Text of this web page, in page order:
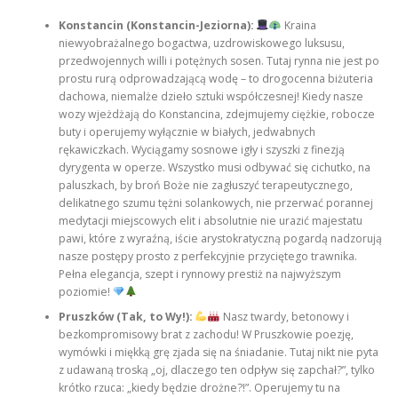
Konstancin (Konstancin-Jeziorna):
Kraina
niewyobrażalnego bogactwa, uzdrowiskowego luksusu,
przedwojennych willi i potężnych sosen. Tutaj rynna nie jest po
prostu rurą odprowadzającą wodę – to drogocenna biżuteria
dachowa, niemalże dzieło sztuki współczesnej! Kiedy nasze
wozy wjeżdżają do Konstancina, zdejmujemy ciężkie, robocze
buty i operujemy wyłącznie w białych, jedwabnych
rękawiczkach. Wyciągamy sosnowe igły i szyszki z finezją
dyrygenta w operze. Wszystko musi odbywać się cichutko, na
paluszkach, by broń Boże nie zagłuszyć terapeutycznego,
delikatnego szumu tężni solankowych, nie przerwać porannej
medytacji miejscowych elit i absolutnie nie urazić majestatu
pawi, które z wyraźną, iście arystokratyczną pogardą nadzorują
nasze postępy prosto z perfekcyjnie przyciętego trawnika.
Pełna elegancja, szept i rynnowy prestiż na najwyższym
poziomie!
Pruszków (Tak, to Wy!):
Nasz twardy, betonowy i
bezkompromisowy brat z zachodu! W Pruszkowie poezję,
wymówki i miękką grę zjada się na śniadanie. Tutaj nikt nie pyta
z udawaną troską „oj, dlaczego ten odpływ się zapchał?”, tylko
krótko rzuca: „kiedy będzie drożne?!”. Operujemy tu na